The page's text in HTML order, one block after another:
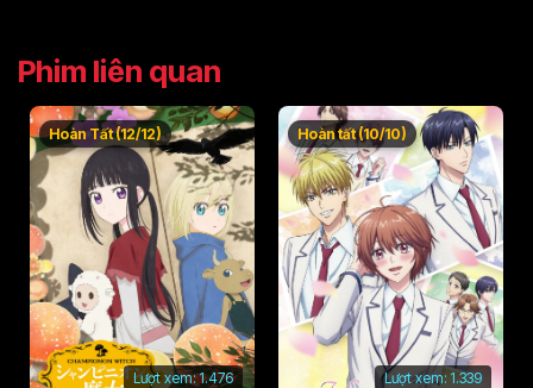
Phim liên quan
Lượt xem:1.476
Hoàn Tất (12/12)
Lượt xem: 1.339
Hoàn tất (10/10)